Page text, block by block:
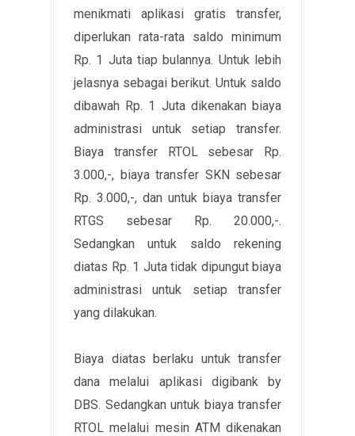
menikmati aplikasi gratis transfer,
diperlukan rata-rata saldo minimum
Rp. 1 Juta tiap bulannya. Untuk lebih
jelasnya sebagai berikut. Untuk saldo
dibawah Rp. 1 Juta dikenakan biaya
administrasi untuk setiap transfer.
Biaya transfer RTOL sebesar Rp.
3.000,-, biaya transfer SKN sebesar
Rp. 3.000,-, dan untuk biaya transfer
RTGS sebesar Rp. 20.000,-.
Sedangkan untuk saldo rekening
diatas Rp. 1 Juta tidak dipungut biaya
administrasi untuk setiap transfer
yang dilakukan.
Biaya diatas berlaku untuk transfer
dana melalui aplikasi digibank by
DBS. Sedangkan untuk biaya transfer
RTOL melalui mesin ATM dikenakan